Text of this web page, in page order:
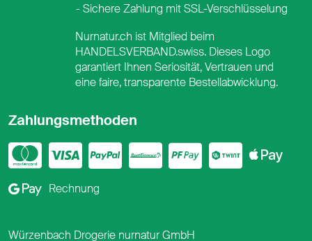
Sichere Zahlung mit SSL-Verschlüsselung
Zahlungsmethoden
Mastercard
VisaPayPal
PostFinance
Twint
Google Pay
Rechnung
Nurnatur.ch ist Mitglied beim
HANDELSVERBAND.swiss. Dieses Logo
garantiert Ihnen Seriosität, Vertrauen und
eine faire, transparente Bestellabwicklung.
Würzenbach Drogerie nurnatur GmbH